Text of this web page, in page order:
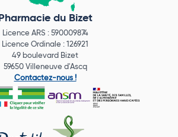
Pharmacie du Bizet
Licence ARS : 590009874
Licence Ordinale : 126921
49 boulevard Bizet
59650 Villeneuve d'Ascq
Contactez-nous !